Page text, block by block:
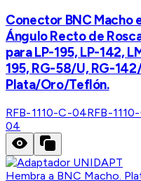
Conector BNC Macho
Ángulo Recto de
para LP-195, LP-142,
195, RG-58/U, RG-
Plata/Oro/Teflón.
RFB-1110-C-04RFB-
04